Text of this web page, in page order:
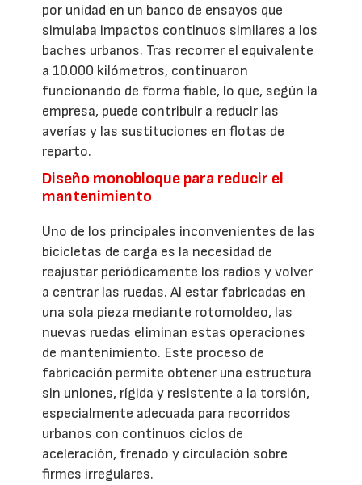
por unidad en un banco de ensayos que
simulaba impactos continuos similares a los
baches urbanos. Tras recorrer el equivalente
a 10.000 kilómetros, continuaron
funcionando de forma fiable, lo que, según la
empresa, puede contribuir a reducir las
averías y las sustituciones en flotas de
reparto.
Diseño monobloque para reducir el
mantenimiento
Uno de los principales inconvenientes de las
bicicletas de carga es la necesidad de
reajustar periódicamente los radios y volver
a centrar las ruedas. Al estar fabricadas en
una sola pieza mediante rotomoldeo, las
nuevas ruedas eliminan estas operaciones
de mantenimiento. Este proceso de
fabricación permite obtener una estructura
sin uniones, rígida y resistente a la torsión,
especialmente adecuada para recorridos
urbanos con continuos ciclos de
aceleración, frenado y circulación sobre
firmes irregulares.